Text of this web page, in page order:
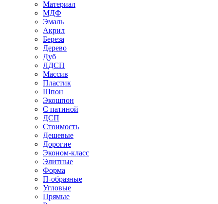
Материал
МДФ
Эмаль
Акрил
Береза
Дерево
Дуб
ЛДСП
Массив
Пластик
Шпон
Экошпон
С патиной
ДСП
Стоимость
Дешевые
Дорогие
Эконом-класс
Элитные
Форма
П-образные
Угловые
Прямые